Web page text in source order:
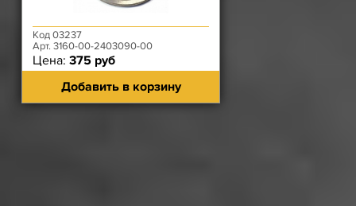
Код 03237
Арт. 3160-00-2403090-00
Цена: 375 руб
Добавить в корзину